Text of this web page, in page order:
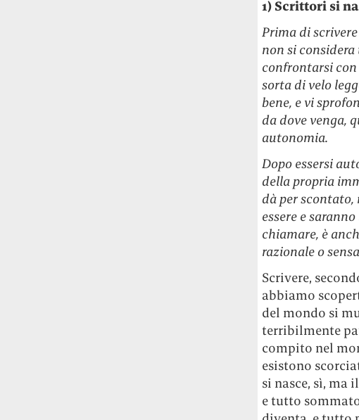
1) Scrittori si
Prima di
non si
confrontarsi
sorta di velo
bene, e vi
da dove venga,
autonomia.
Dopo essersi
della propria
dà per scontato,
essere e
chiamare, è
razionale o
Scrivere,
abbiamo
del mondo si
terribilmente
compito nel
esistono
si nasce, sì, ma
e tutto